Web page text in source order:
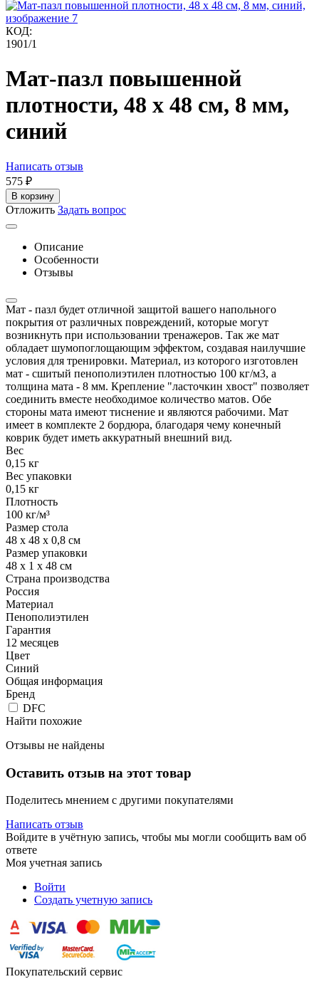
КОД:
1901/1
Мат-пазл повышенной
плотности, 48 х 48 см, 8 мм,
синий
Написать отзыв
‍575‍ ₽
В корзину
Отложить Задать вопрос
Описание
Особенности
Отзывы
Мат - пазл будет отличной защитой вашего напольного
покрытия от различных повреждений, которые могут
возникнуть при использовании тренажеров. Так же мат
обладает шумопоглощающим эффектом, создавая наилучшие
условия для тренировки. Материал, из которого изготовлен
мат - сшитый пенополиэтилен плотностью 100 кг/м3, а
толщина мата - 8 мм. Крепление "ласточкин хвост" позволяет
соединить вместе необходимое количество матов. Обе
стороны мата имеют тиснение и являются рабочими. Мат
имеет в комплекте 2 бордюра, благодаря чему конечный
коврик будет иметь аккуратный внешний вид.
Вес
0,15 кг
Вес упаковки
0,15 кг
Плотность
100 кг/м³
Размер стола
48 х 48 х 0,8 см
Размер упаковки
48 х 1 х 48 см
Страна производства
Россия
Материал
Пенополиэтилен
Гарантия
12 месяцев
Цвет
Синий
Общая информация
Бренд
DFC
Найти похожие
Отзывы не найдены
Оставить отзыв на этот товар
Поделитесь мнением с другими покупателями
Написать отзыв
Войдите в учётную запись, чтобы мы могли сообщить вам об
ответе
Моя учетная запись
Войти
Создать учетную запись
Покупательский сервис